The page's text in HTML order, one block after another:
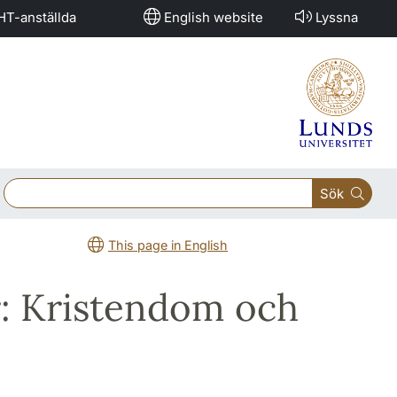
anställda English website Lyssna
Sök
This page in English
Kristendom och